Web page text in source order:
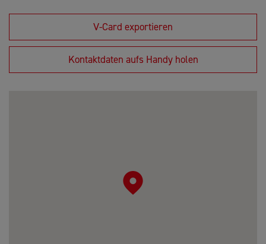
V-Card exportieren
Kontaktdaten aufs Handy holen